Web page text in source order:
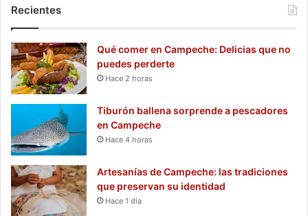
Recientes
Qué comer en Campeche: Delicias que no
puedes perderte
Hace 2 horas
Tiburón ballena sorprende a pescadores
en Campeche
Hace 4 horas
Artesanías de Campeche: las tradiciones
que preservan su identidad
Hace 1 día